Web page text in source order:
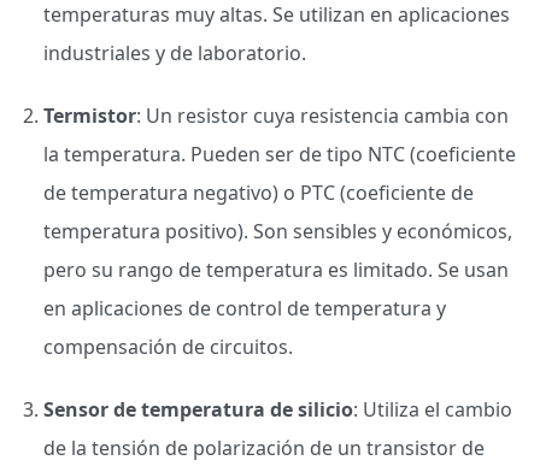
temperaturas muy altas. Se utilizan en aplicaciones
industriales y de laboratorio.
Termistor: Un resistor cuya resistencia cambia con
la temperatura. Pueden ser de tipo NTC (coeficiente
de temperatura negativo) o PTC (coeficiente de
temperatura positivo). Son sensibles y económicos,
pero su rango de temperatura es limitado. Se usan
en aplicaciones de control de temperatura y
compensación de circuitos.
Sensor de temperatura de silicio: Utiliza el cambio
de la tensión de polarización de un transistor de